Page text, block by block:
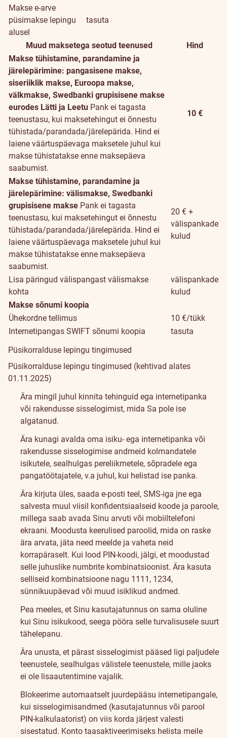
Makse e-arve
püsimakse lepingu
alusel
tasuta
Muud maksetega seotud teenused
Hind
Makse tühistamine, parandamine ja
järelepärimine: pangasisene makse,
siseriiklik makse, Euroopa makse,
välkmakse, Swedbanki grupisisene makse
eurodes Lätti ja Leetu Pank ei tagasta
teenustasu, kui maksetehingut ei õnnestu
tühistada/parandada/järelepärida. Hind ei
laiene väärtuspäevaga maksetele juhul kui
makse tühistatakse enne maksepäeva
saabumist.
10 €
Makse tühistamine, parandamine ja
järelepärimine: välismakse, Swedbanki
grupisisene makse Pank ei tagasta
teenustasu, kui maksetehingut ei õnnestu
tühistada/parandada/järelepärida. Hind ei
laiene väärtuspäevaga maksetele juhul kui
makse tühistatakse enne maksepäeva
saabumist.
20 € +
välispankade
kulud
Lisa päringud välispangast välismakse
kohta
välispankade
kulud
Makse sõnumi koopia
Ühekordne tellimus
10 €/tükk
Internetipangas SWIFT sõnumi koopia
tasuta
Püsikorralduse lepingu tingimused
Püsikorralduse lepingu tingimused (kehtivad alates
01.11.2025)
Ära mingil juhul kinnita tehinguid ega internetipanka
või rakendusse sisselogimist, mida Sa pole ise
algatanud.
Ära kunagi avalda oma isiku- ega internetipanka või
rakendusse sisselogimise andmeid kolmandatele
isikutele, sealhulgas pereliikmetele, sõpradele ega
pangatöötajatele, v.a juhul, kui helistad ise panka.
Ära kirjuta üles, saada e-posti teel, SMS-iga jne ega
salvesta muul viisil konfidentsiaalseid koode ja paroole,
millega saab avada Sinu arvuti või mobiiltelefoni
ekraani. Moodusta keerulised paroolid, mida on raske
ära arvata, jäta need meelde ja vaheta neid
korrapäraselt. Kui lood PIN-koodi, jälgi, et moodustad
selle juhuslike numbrite kombinatsioonist. Ära kasuta
selliseid kombinatsioone nagu 1111, 1234,
sünnikuupäevad või muud isiklikud andmed.
Pea meeles, et Sinu kasutajatunnus on sama oluline
kui Sinu isikukood, seega pööra selle turvalisusele suurt
tähelepanu.
Ära unusta, et pärast sisselogimist pääsed ligi paljudele
teenustele, sealhulgas välistele teenustele, mille jaoks
ei ole lisaautentimine vajalik.
Blokeerime automaatselt juurdepääsu internetipangale,
kui sisselogimisandmed (kasutajatunnus või parool
PIN-kalkulaatorist) on viis korda järjest valesti
sisestatud. Konto taasaktiveerimiseks helista meile